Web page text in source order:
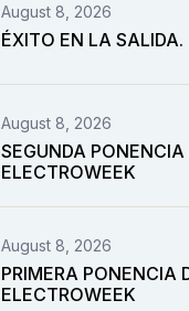
August 8, 2026
ÉXITO EN LA SALIDA.
August 8, 2026
SEGUNDA PONENCIA
ELECTROWEEK
August 8, 2026
PRIMERA PONENCIA
ELECTROWEEK